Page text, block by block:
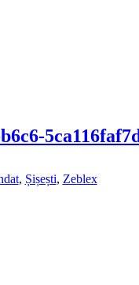
, Șișești, Zeblex